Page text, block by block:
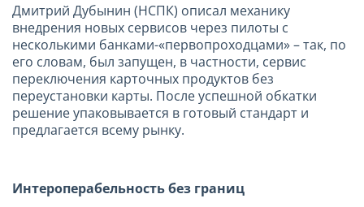
Дмитрий Дубынин (НСПК) описал механику
внедрения новых сервисов через пилоты с
несколькими банками-«первопроходцами» – так, по
его словам, был запущен, в частности, сервис
переключения карточных продуктов без
переустановки карты. После успешной обкатки
решение упаковывается в готовый стандарт и
предлагается всему рынку.
Интероперабельность без границ